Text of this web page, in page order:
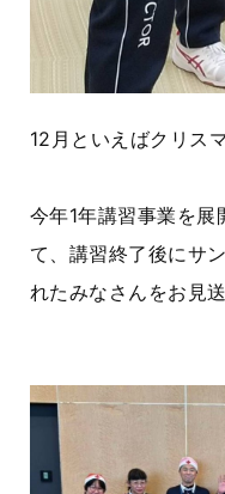
12月といえばクリス
今年1年講習事業を展
て、講習終了後にサ
れたみなさんをお見